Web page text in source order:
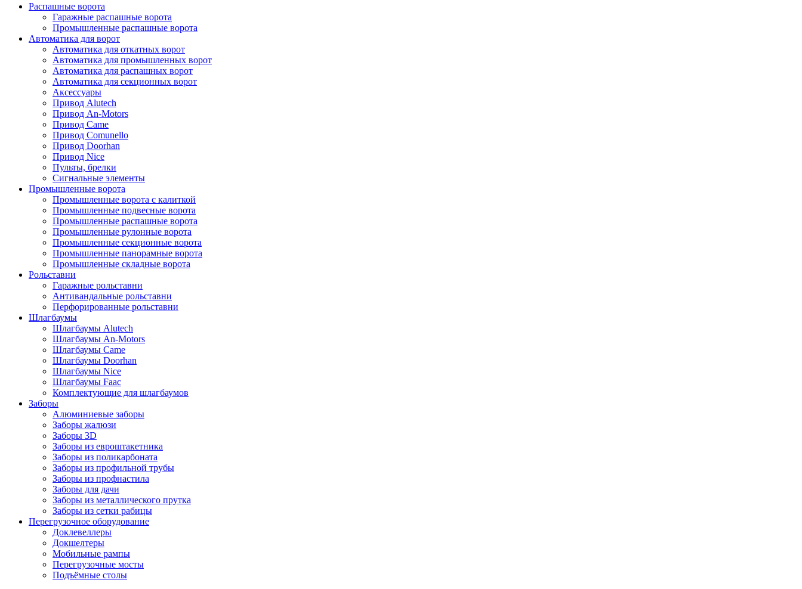
Распашные ворота
Гаражные распашные ворота
Промышленные распашные ворота
Автоматика для ворот
Автоматика для откатных ворот
Автоматика для промышленных ворот
Автоматика для распашных ворот
Автоматика для секционных ворот
Аксессуары
Привод Alutech
Привод An-Motors
Привод Came
Привод Comunello
Привод Doorhan
Привод Nice
Пульты, брелки
Сигнальные элементы
Промышленные ворота
Промышленные ворота с калиткой
Промышленные подвесные ворота
Промышленные распашные ворота
Промышленные рулонные ворота
Промышленные секционные ворота
Промышленные панорамные ворота
Промышленные складные ворота
Рольставни
Гаражные рольставни
Антивандальные рольставни
Перфорированные рольставни
Шлагбаумы
Шлагбаумы Alutech
Шлагбаумы An-Motors
Шлагбаумы Came
Шлагбаумы Doorhan
Шлагбаумы Nice
Шлагбаумы Faac
Комплектующие для шлагбаумов
Заборы
Алюминиевые заборы
Заборы жалюзи
Заборы 3D
Заборы из евроштакетника
Заборы из поликарбоната
Заборы из профильной трубы
Заборы из профнастила
Заборы для дачи
Заборы из металлического прутка
Заборы из сетки рабицы
Перегрузочное оборудование
Доклевеллеры
Докшелтеры
Мобильные рампы
Перегрузочные мосты
Подъёмные столы